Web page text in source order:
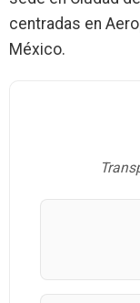
centradas en
México.